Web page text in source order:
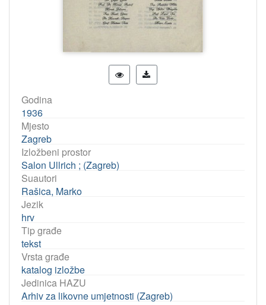
Godina
1936
Mjesto
Zagreb
Izložbeni prostor
Salon Ullrich ; (Zagreb)
Suautori
Rašica, Marko
Jezik
hrv
Tip građe
tekst
Vrsta građe
katalog izložbe
Jedinica HAZU
Arhiv za likovne umjetnosti (Zagreb)